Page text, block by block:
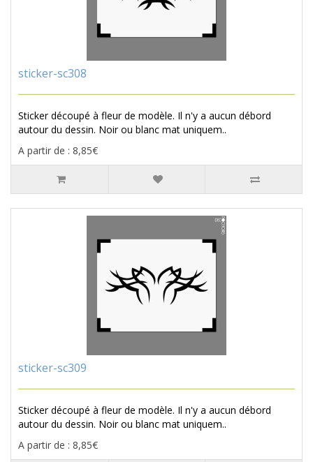
sticker-sc308
Sticker découpé à fleur de modèle. Il n'y a aucun débord
autour du dessin. Noir ou blanc mat uniquem..
A partir de : 8,85€
sticker-sc309
Sticker découpé à fleur de modèle. Il n'y a aucun débord
autour du dessin. Noir ou blanc mat uniquem..
A partir de : 8,85€